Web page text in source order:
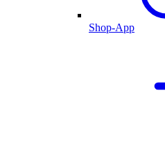
Shop-App